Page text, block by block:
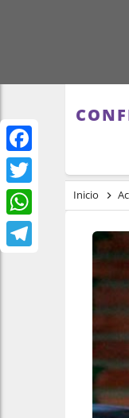
Facebook
Twitter
WhatsApp
Inicio